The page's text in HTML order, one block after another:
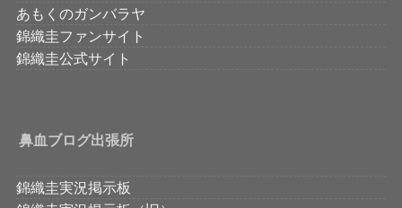
あもくのガンバラヤ
錦織圭ファンサイト
錦織圭公式サイト
鼻血ブログ出張所
錦織圭実況掲示板